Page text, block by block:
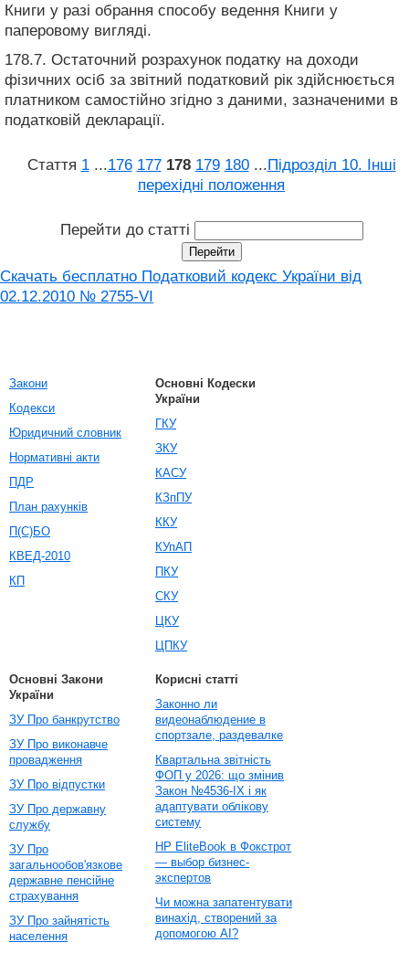
Книги у разі обрання способу ведення Книги у
паперовому вигляді.
178.7. Остаточний розрахунок податку на доходи
фізичних осіб за звітний податковий рік здійснюється
платником самостійно згідно з даними, зазначеними в
податковій декларації.
Стаття 1 ...176 177 178 179 180 ...Підрозділ 10. Інші
перехідні положення
Перейти до статті
Скачать бесплатно Податковий кодекс України від
02.12.2010 № 2755-VI
Закони
Кодекси
Юридичний словник
Нормативні акти
ПДР
План рахунків
П(С)БО
КВЕД-2010
КП
Основні Кодески
України
ГКУ
ЗКУ
КАСУ
КЗпПУ
ККУ
КУпАП
ПКУ
СКУ
ЦКУ
ЦПКУ
Основні Закони
України
ЗУ Про банкрутство
ЗУ Про виконавче
провадження
ЗУ Про відпустки
ЗУ Про державну
службу
ЗУ Про
загальнообов'язкове
державне пенсійне
страхування
ЗУ Про зайнятість
населення
Корисні статті
Законно ли
видеонаблюдение в
спортзале, раздевалке
Квартальна звітність
ФОП у 2026: що змінив
Закон №4536-IX і як
адаптувати облікову
систему
HP EliteBook в Фокстрот
— выбор бизнес-
экспертов
Чи можна запатентувати
винахід, створений за
допомогою AI?